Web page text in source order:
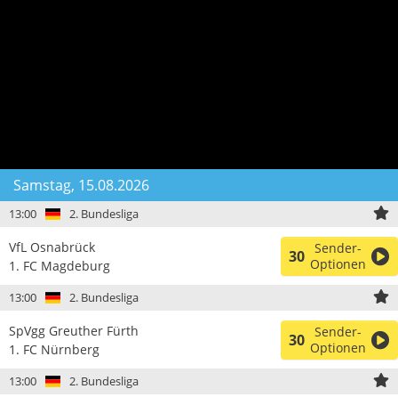
Samstag, 15.08.2026
13:00 2. Bundesliga
VfL Osnabrück
1. FC Magdeburg
30 Sender-
Optionen
13:00 2. Bundesliga
SpVgg Greuther Fürth
1. FC Nürnberg
30 Sender-
Optionen
13:00 2. Bundesliga